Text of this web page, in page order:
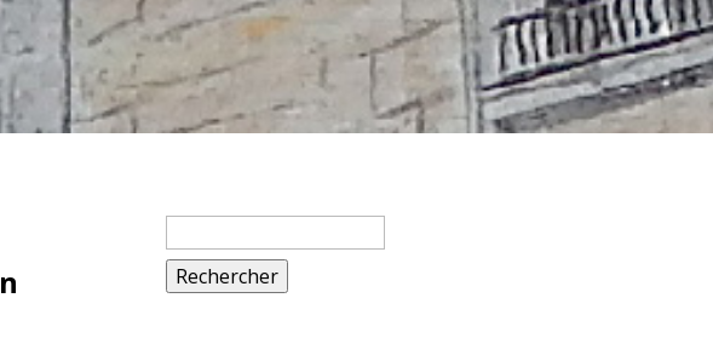
Rechercher :